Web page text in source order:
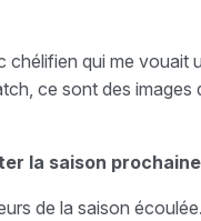
chélifien qui me vouait
ce sont des images
la saison
de la saison